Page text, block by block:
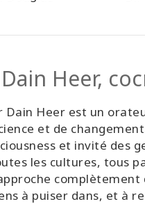
Heer,
Dain Heer est un
et de
et invité des
les cultures, tous
à puiser dans, et à